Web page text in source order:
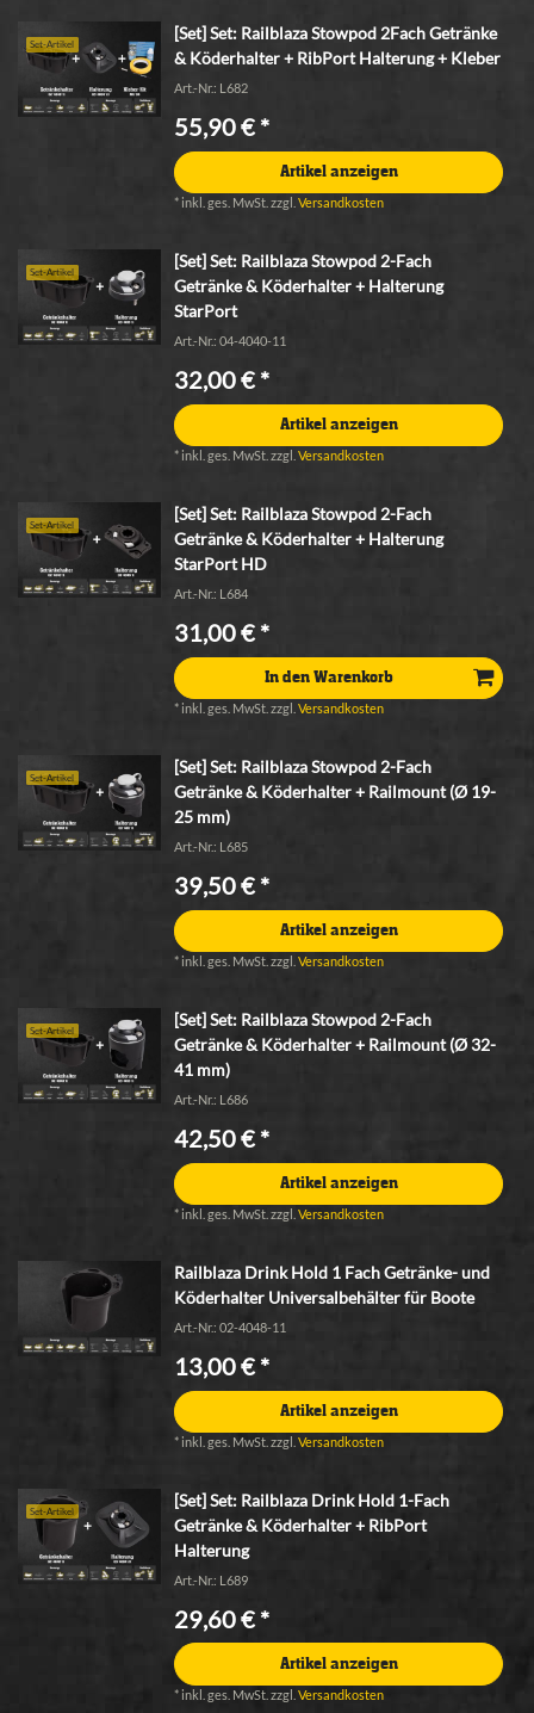
Set-Artikel
[Set] Set: Railblaza Stowpod 2Fach Getränke
& Köderhalter + RibPort Halterung + Kleber
Art.-Nr.: L682
55,90 € *
Artikel anzeigen
* inkl. ges. MwSt. zzgl.Versandkosten
Set-Artikel
[Set] Set: Railblaza Stowpod 2-Fach
Getränke & Köderhalter + Halterung
StarPort
Art.-Nr.: 04-4040-11
32,00 € *
Artikel anzeigen
* inkl. ges. MwSt. zzgl.Versandkosten
Set-Artikel
[Set] Set: Railblaza Stowpod 2-Fach
Getränke & Köderhalter + Halterung
StarPort HD
Art.-Nr.: L684
31,00 € *
In den Warenkorb
* inkl. ges. MwSt. zzgl.Versandkosten
Set-Artikel
[Set] Set: Railblaza Stowpod 2-Fach
Getränke & Köderhalter + Railmount (Ø 19-
25 mm)
Art.-Nr.: L685
39,50 € *
Artikel anzeigen
* inkl. ges. MwSt. zzgl.Versandkosten
Set-Artikel
[Set] Set: Railblaza Stowpod 2-Fach
Getränke & Köderhalter + Railmount (Ø 32-
41 mm)
Art.-Nr.: L686
42,50 € *
Artikel anzeigen
*inkl. ges. MwSt. zzgl.Versandkosten
Railblaza Drink Hold 1 Fach Getränke- und
Köderhalter Universalbehälter für Boote
Art.-Nr.: 02-4048-11
13,00 € *
Artikel anzeigen
* inkl. ges. MwSt. zzgl.Versandkosten
Set-Artikel
[Set] Set: Railblaza Drink Hold 1-Fach
Getränke & Köderhalter + RibPort
Halterung
Art.-Nr.: L689
29,60 € *
Artikel anzeigen
* inkl. ges. MwSt. zzgl.Versandkosten